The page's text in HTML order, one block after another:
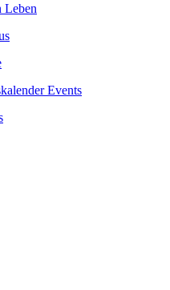
Leben
Events